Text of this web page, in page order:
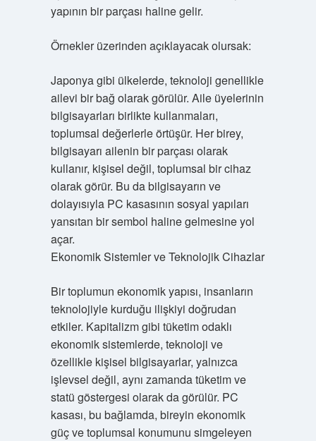
yapının bir parçası haline gelir.
Örnekler üzerinden açıklayacak olursak:
Japonya gibi ülkelerde, teknoloji genellikle
ailevi bir bağ olarak görülür. Aile üyelerinin
bilgisayarları birlikte kullanmaları,
toplumsal değerlerle örtüşür. Her birey,
bilgisayarı ailenin bir parçası olarak
kullanır, kişisel değil, toplumsal bir cihaz
olarak görür. Bu da bilgisayarın ve
dolayısıyla PC kasasının sosyal yapıları
yansıtan bir sembol haline gelmesine yol
açar.
Ekonomik Sistemler ve Teknolojik Cihazlar
Bir toplumun ekonomik yapısı, insanların
teknolojiyle kurduğu ilişkiyi doğrudan
etkiler. Kapitalizm gibi tüketim odaklı
ekonomik sistemlerde, teknoloji ve
özellikle kişisel bilgisayarlar, yalnızca
işlevsel değil, aynı zamanda tüketim ve
statü göstergesi olarak da görülür. PC
kasası, bu bağlamda, bireyin ekonomik
güç ve toplumsal konumunu simgeleyen